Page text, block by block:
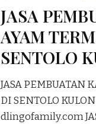
JASA
AYAM
SENTOLO
JASA PEMBUATAN
DI SENTOLO
dlingofamily.com